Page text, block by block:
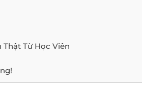
Thật Từ Học Viên